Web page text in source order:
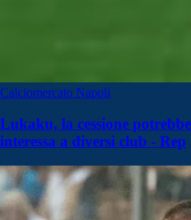
Calciomercato Napoli
Lukaku, la cessione
interessa a diversi club - Rep